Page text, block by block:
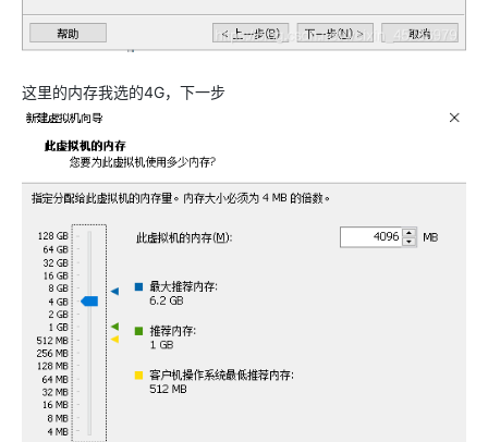
这里的内存我选的4G，下一步